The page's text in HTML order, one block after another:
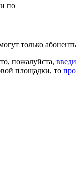
по
только
пожалуйста,
площадки, то